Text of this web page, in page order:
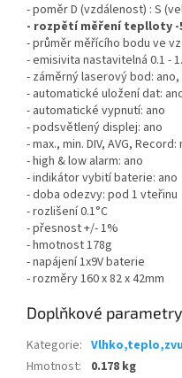
- poměr D (vzdálenost) : S
- rozpětí měření teplloty -
- průměr měřícího bodu ve
- emisivita nastavitelná 0.1 -
- záměrný laserový bod: ano,
- automatické uložení dat:
- automatické vypnutí: ano
- podsvětlený displej: ano
- max., min. DIV, AVG, Record:
- high & low alarm: ano
- indikátor vybití baterie: ano
- doba odezvy: pod 1 vteřinu
- rozlišení 0.1°C
- přesnost +/- 1%
- hmotnost 178g
- napájení 1x9V baterie
- rozměry 160 x 82 x 42mm
Doplňkové parametry
Kategorie:
Hmotnost:
0.178 kg